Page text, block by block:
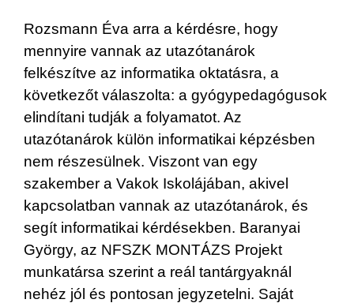
Rozsmann Éva arra a kérdésre, hogy
mennyire vannak az utazótanárok
felkészítve az informatika oktatásra, a
következőt válaszolta: a gyógypedagógusok
elindítani tudják a folyamatot. Az
utazótanárok külön informatikai képzésben
nem részesülnek. Viszont van egy
szakember a Vakok Iskolájában, akivel
kapcsolatban vannak az utazótanárok, és
segít informatikai kérdésekben. Baranyai
György, az NFSZK MONTÁZS Projekt
munkatársa szerint a reál tantárgyaknál
nehéz jól és pontosan jegyzetelni. Saját